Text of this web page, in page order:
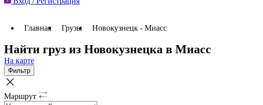
Главная Грузы Новокузнецк - Миасс
Найти груз из Новокузнецка в Миасс
На карте
Фильтр
Маршрут